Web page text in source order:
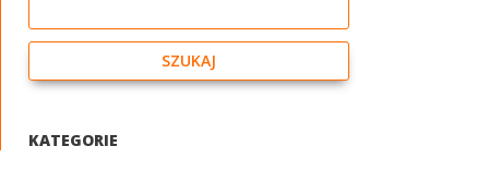
Szukaj
SZUKAJ
KATEGORIE